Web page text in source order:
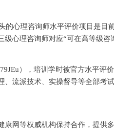
的心理咨询师水平评价项目是目
心理咨询师对应“可在高等级咨
），培训学时被官方水平评
流派技术、实操督导等全部考
康网等权威机构保持合作，提供